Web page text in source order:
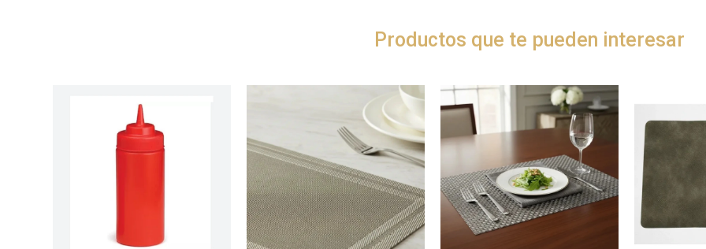
Productos que te pueden interesar